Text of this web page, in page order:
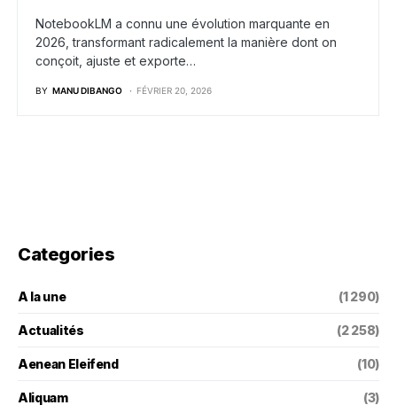
NotebookLM a connu une évolution marquante en
2026, transformant radicalement la manière dont on
conçoit, ajuste et exporte…
BY MANU DIBANGO FÉVRIER 20, 2026
Categories
A la une (1 290)
Actualités (2 258)
Aenean Eleifend (10)
Aliquam (3)